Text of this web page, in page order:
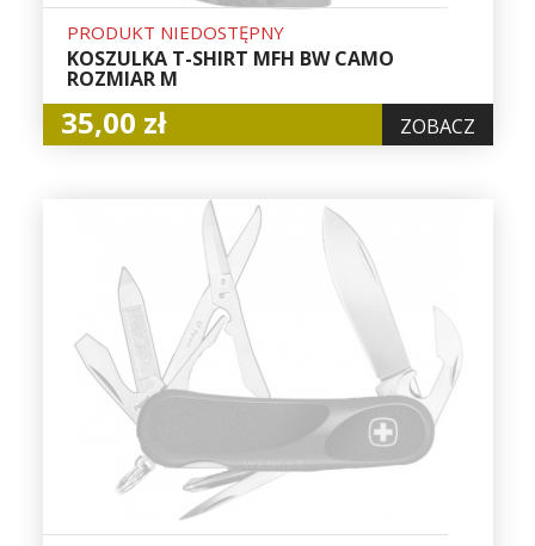
PRODUKT NIEDOSTĘPNY
KOSZULKA T-SHIRT MFH BW CAMO
ROZMIAR M
35,00 zł ZOBACZ